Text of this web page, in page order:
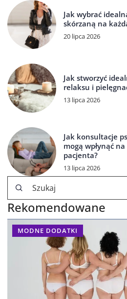
Jak wybrać
skórzaną na
20 lipca 2026
Jak stworzyć
relaksu i
13 lipca 2026
Jak konsultacje
mogą wpłynąć
pacjenta?
13 lipca 2026
Rekomendowane
MODNE DODATKI